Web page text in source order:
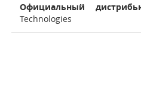
Официальный
Technologies